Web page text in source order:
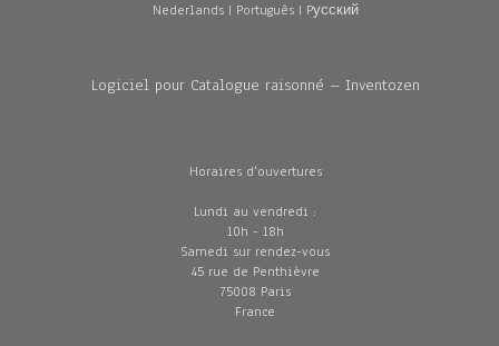
Nederlands| Português| Pусский
Logiciel pour Catalogue raisonné – Inventozen
Horaires d'ouvertures
Lundi au vendredi :
10h - 18h
Samedi sur rendez-vous
45 rue de Penthièvre
75008 Paris
France